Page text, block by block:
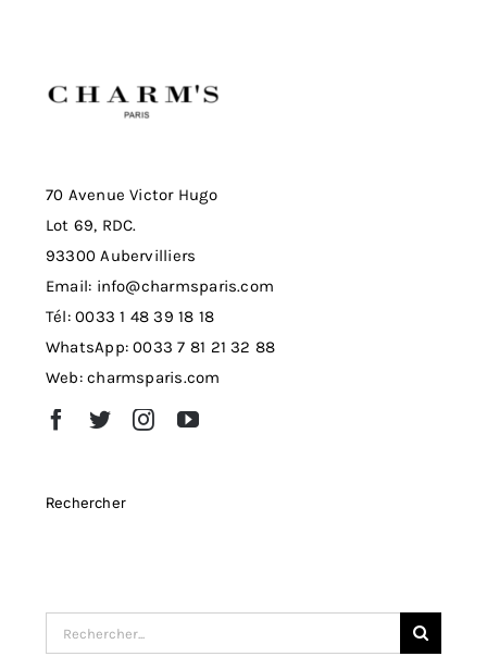
70 Avenue Victor Hugo
Lot 69, RDC.
93300 Aubervilliers
Email: info@charmsparis.com
Tél: 0033 1 48 39 18 18
WhatsApp: 0033 7 81 21 32 88
Web: charmsparis.com
Rechercher
Search
for: